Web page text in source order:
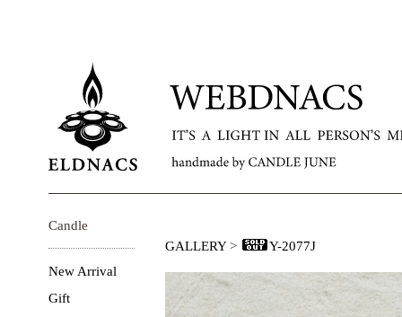
Candle
New Arrival
Gift
GALLERY> Y-2077J